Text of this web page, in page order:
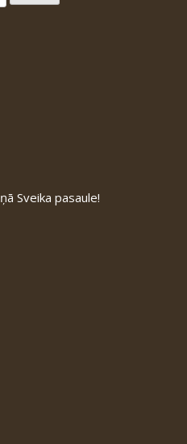
Sveika pasaule!